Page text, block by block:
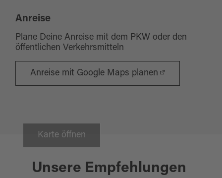
Anreise
Plane Deine Anreise mit dem PKW oder den
öffentlichen Verkehrsmitteln
Anreise mit Google Maps planen
Karte öffnen
Unsere Empfehlungen
Luhe-Wildenau
"FIRST CLASS" GOLFPLATZ